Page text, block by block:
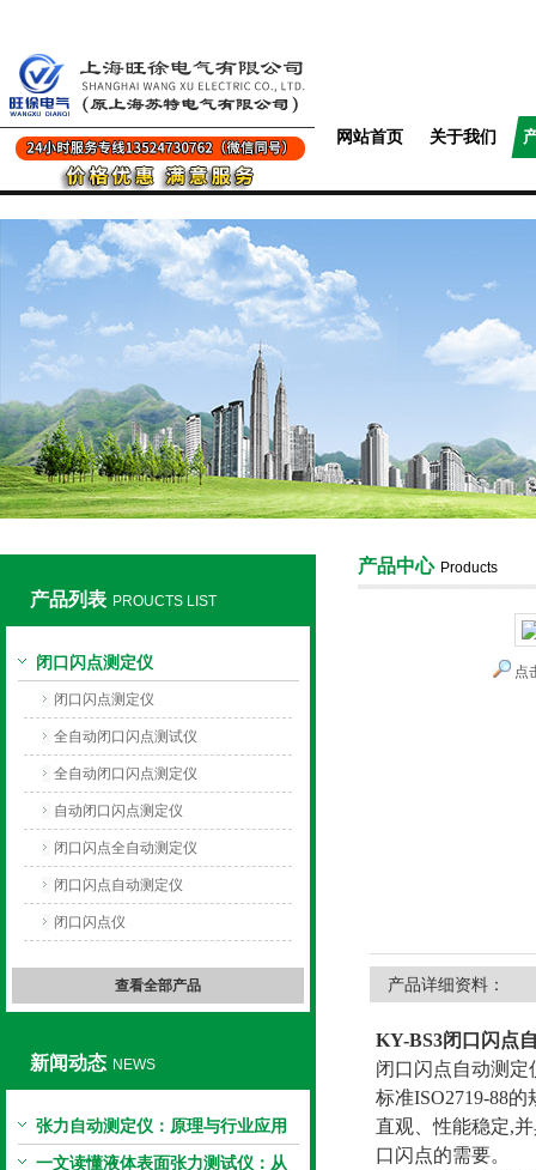
网站首页 关于我们
产品列表 PROUCTS LIST
闭口闪点测定仪
闭口闪点测定仪
全自动闭口闪点测试仪
全自动闭口闪点测定仪
自动闭口闪点测定仪
闭口闪点全自动测定仪
闭口闪点自动测定仪
闭口闪点仪
查看全部产品
新闻动态 NEWS
张力自动测定仪：原理与行业应用
解析
一文读懂液体表面张力测试仪：从
产品中心 Products
点
产品详细资料：
KY-BS3闭口闪点
闭口闪点自动测定
标准ISO2719-88
直观、性能稳定,
口闪点的需要。